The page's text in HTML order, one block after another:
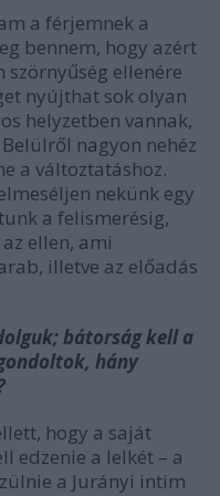
a férjemnek a
bennem, hogy azért
ellenére
nyújthat sok olyan
helyzetben vannak,
nagyon nehéz
a változtatáshoz.
nekünk egy
a felismerésig,
ellen, ami
illetve az előadás
bátorság kell a
hány
hogy a saját
edzenie a lelkét – a
a Jurányi intim